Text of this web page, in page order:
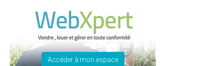
Accéder à mon espace